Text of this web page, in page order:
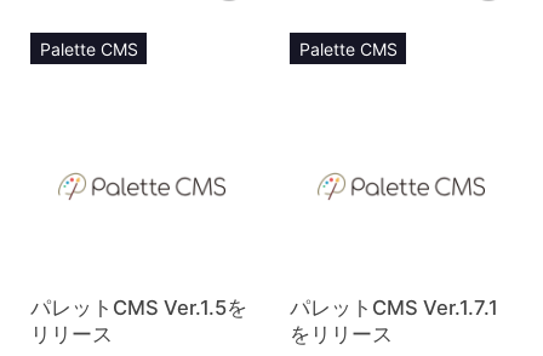
Palette CMS
Palette CMS
パレットCMS Ver.1.5を
リリース
パレットCMS Ver.1.7.1
をリリース